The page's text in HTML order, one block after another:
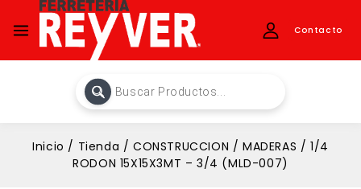
Contacto
Inicio / Tienda / CONSTRUCCION / MADERAS / 1/4
RODON 15X15X3MT – 3/4 (MLD-007)